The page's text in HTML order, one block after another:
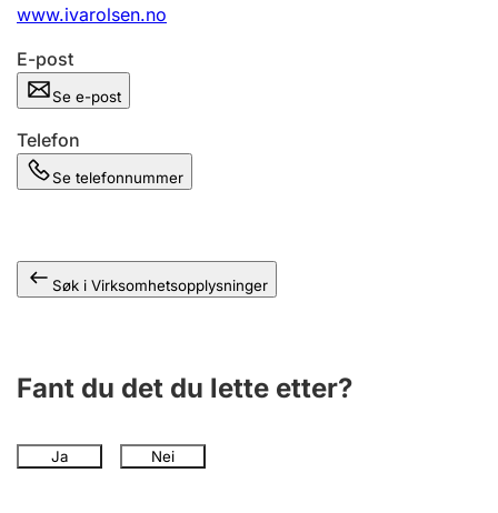
www.ivarolsen.no
E-post
Se e-post
Telefon
Se telefonnummer
Søk i Virksomhetsopplysninger
Fant du det du lette etter?
Ja Nei